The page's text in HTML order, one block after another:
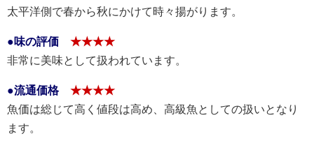
太平洋側で春から秋にかけて時々揚がります。
●味の評価
★★★★
非常に美味として扱われています。
●流通価格
★★★★
魚価は総じて高く値段は高め、高級魚としての扱いとなり
ます。